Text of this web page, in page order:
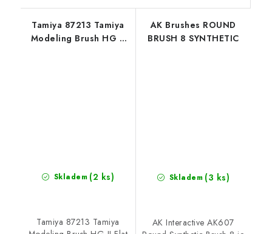
Tamiya 87213 Tamiya
Modeling Brush HG II
Skladem (2 ks)
Tamiya 87213 Tamiya
AK Brushes ROUND
BRUSH 8 SYNTHETIC
Skladem (3 ks)
AK Interactive AK607